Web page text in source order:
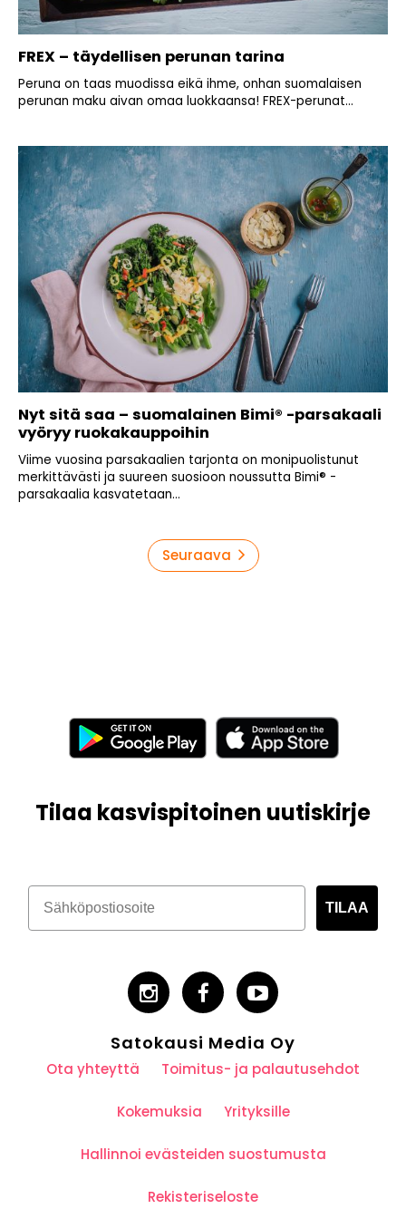
FREX – täydellisen perunan tarina
Peruna on taas muodissa eikä ihme, onhan suomalaisen
perunan maku aivan omaa luokkaansa! FREX-perunat...
Nyt sitä saa – suomalainen Bimi® -parsakaali
vyöryy ruokakauppoihin
Viime vuosina parsakaalien tarjonta on monipuolistunut
merkittävästi ja suureen suosioon noussutta Bimi® -
parsakaalia kasvatetaan...
Seuraava
Tilaa kasvispitoinen uutiskirje
TILAA
Satokausi Media Oy
Ota yhteyttä Toimitus- ja palautusehdot
Kokemuksia Yrityksille
Hallinnoi evästeiden suostumusta
Rekisteriseloste